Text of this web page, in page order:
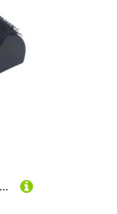
Gralara Tennisballsammler Tennisballaufheber Ballaufnahmewerkzeug Ballgreifer aus Stabilem PP Material mit Komfortabler Handhabung für Sporttraining